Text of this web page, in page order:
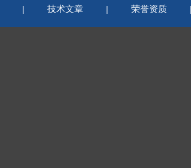
| 技术文章 | 荣誉资质